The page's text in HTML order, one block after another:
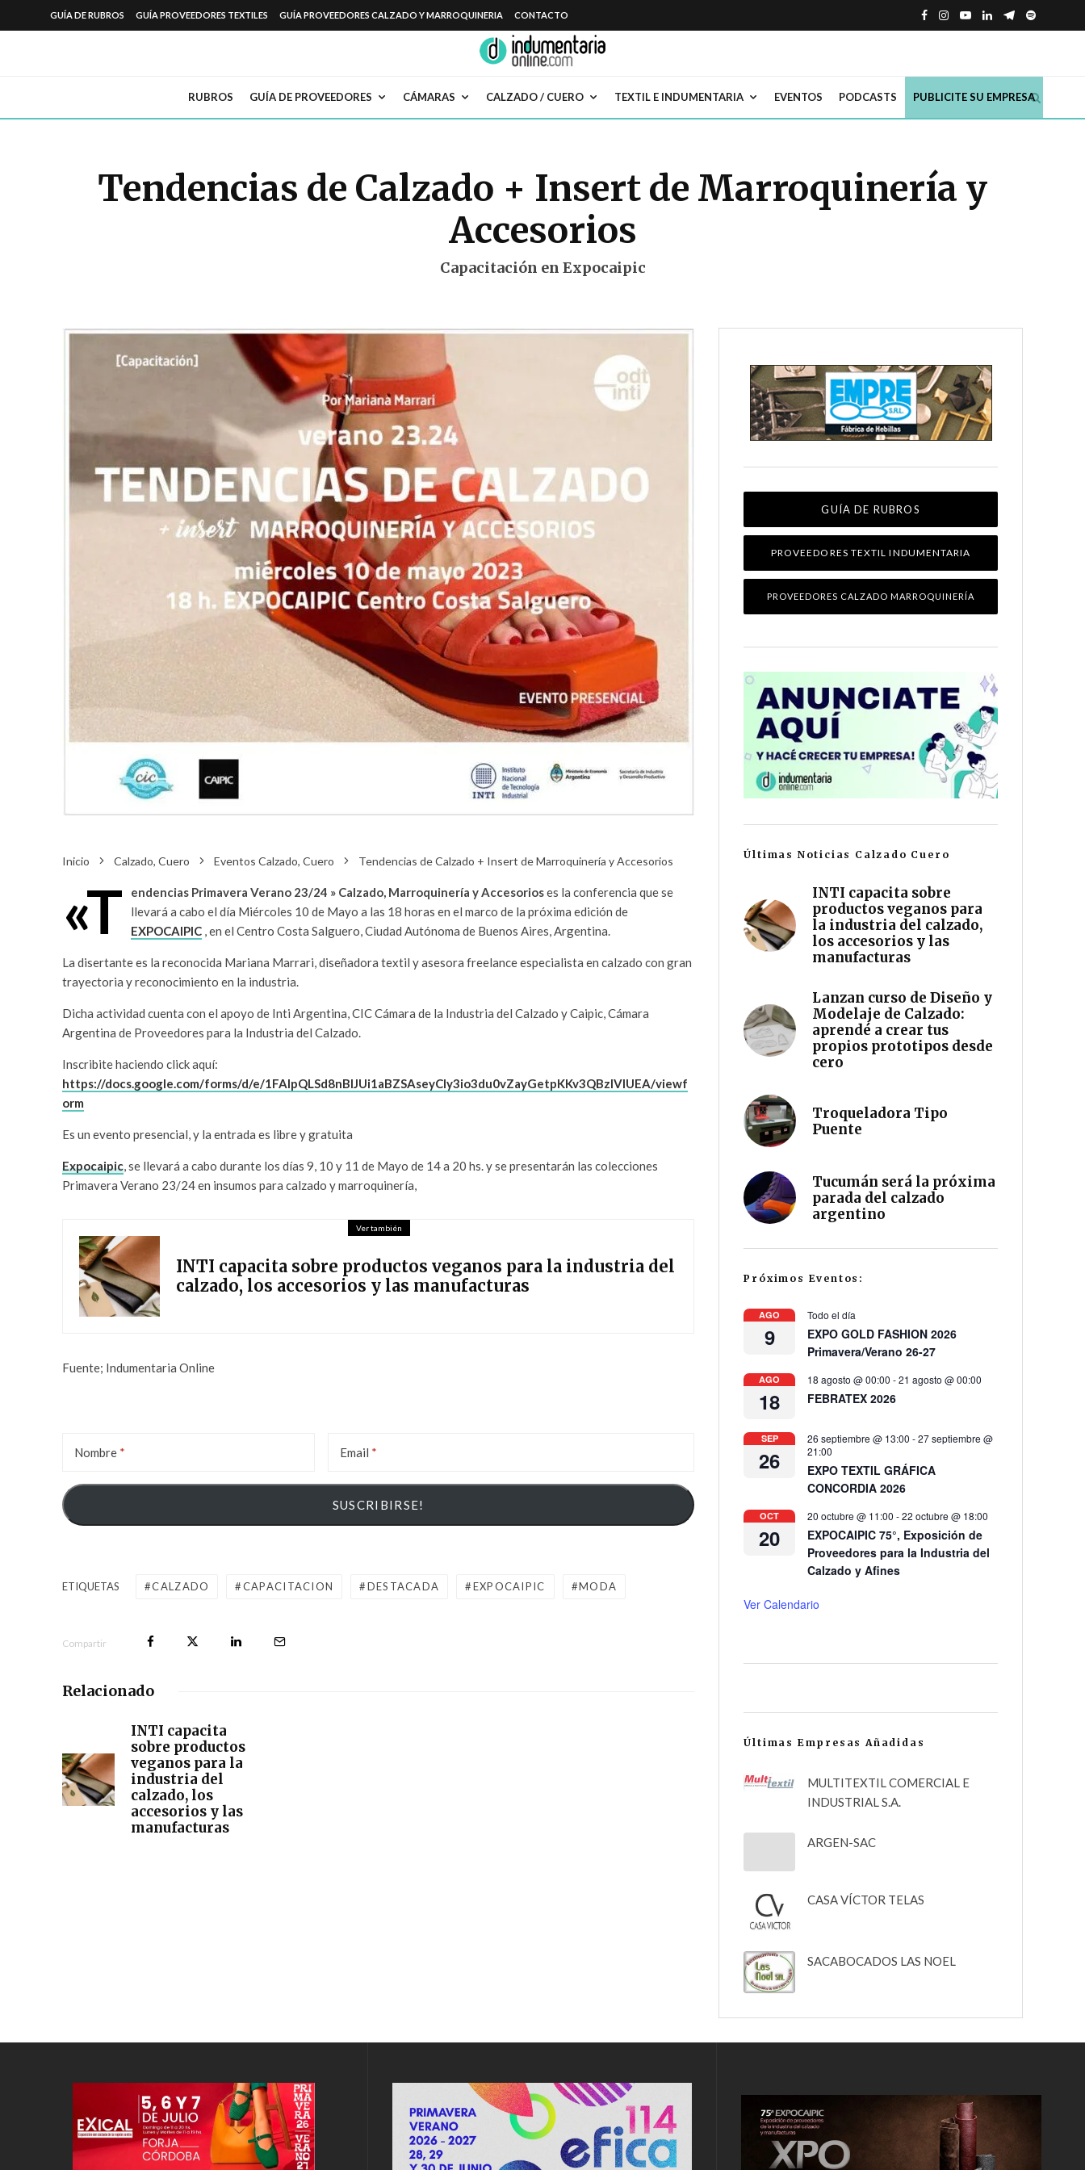
GUÍA DE RUBROS GUÍA PROVEEDORES TEXTILES GUÍA PROVEEDORES CALZADO Y MARROQUINERIA CONTACTO
RUBROS GUÍA DE PROVEEDORES CÁMARAS CALZADO / CUERO TEXTIL E INDUMENTARIA EVENTOS PODCASTS PUBLICITE SU EMPRESA
Tendencias de Calzado + Insert de Marroquinería y
Accesorios
Capacitación en Expocaipic
Inicio Calzado, Cuero Eventos Calzado, Cuero Tendencias de Calzado + Insert de Marroquinería y Accesorios
«T endencias Primavera Verano 23/24 » Calzado, Marroquinería y Accesorioses la conferencia que se
llevará a cabo el día Miércoles 10 de Mayo a las 18 horas en el marco de la próxima edición de
EXPOCAIPIC ⁣, en el Centro Costa Salguero, Ciudad Autónoma de Buenos Aires, Argentina.
La disertante es la reconocida Mariana Marrari, diseñadora textil y asesora freelance especialista en calzado con gran
trayectoria y reconocimiento en la industria.
Dicha actividad cuenta con el apoyo de Inti Argentina, CIC Cámara de la Industria del Calzado y Caipic, Cámara
Argentina de Proveedores para la Industria del Calzado.
Inscribite haciendo click aquí:
https://docs.google.com/forms/d/e/1FAIpQLSd8nBlJUi1aBZSAseyCIy3io3du0vZayGetpKKv3QBzIVIUEA/viewf
orm
Es un evento presencial, y la entrada es libre y gratuita⁣⁣
Expocaipic, se llevará a cabo durante los días 9, 10 y 11 de Mayo de 14 a 20 hs. y se presentarán las colecciones
Primavera Verano 23/24 en insumos para calzado y marroquinería,
Ver también
INTI capacita sobre productos veganos para la industria del
calzado, los accesorios y las manufacturas
Fuente; Indumentaria Online
Nombre Email
ETIQUETAS CALZADO CAPACITACION DESTACADA EXPOCAIPIC MODA
Compartir
Relacionado
INTI capacita
sobre productos
veganos para la
industria del
calzado, los
accesorios y las
manufacturas
GUÍA DE RUBROS
PROVEEDORES TEXTIL INDUMENTARIA
PROVEEDORES CALZADO MARROQUINERÍA
Últimas Noticias Calzado Cuero
INTI capacita sobre
productos veganos para
la industria del calzado,
los accesorios y las
manufacturas
Lanzan curso de Diseño y
Modelaje de Calzado:
aprendé a crear tus
propios prototipos desde
cero
Troqueladora Tipo
Puente
Tucumán será la próxima
parada del calzado
argentino
Próximos Eventos:
AGO
9
Todo el día
EXPO GOLD FASHION 2026
Primavera/Verano 26-27
AGO
18
18 agosto @ 00:00 -21 agosto @ 00:00
FEBRATEX 2026
SEP
26
26 septiembre @ 13:00 -27 septiembre @
21:00
EXPO TEXTIL GRÁFICA
CONCORDIA 2026
OCT
20
20 octubre @ 11:00 -22 octubre @ 18:00
EXPOCAIPIC 75°, Exposición de
Proveedores para la Industria del
Calzado y Afines
Ver Calendario
Últimas Empresas Añadidas
MULTITEXTIL COMERCIAL E
INDUSTRIAL S.A.
ARGEN-SAC
CASA VÍCTOR TELAS
SACABOCADOS LAS NOEL